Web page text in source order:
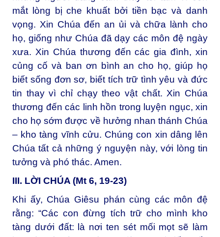
mắt lòng bị che khuất bởi tiền bạc và danh
vọng. Xin Chúa đến an ủi và chữa lành cho
họ, giống như Chúa đã dạy các môn đệ ngày
xưa. Xin Chúa thương đến các gia đình, xin
củng cố và ban ơn bình an cho họ, giúp họ
biết sống đơn sơ, biết tích trữ tình yêu và đức
tin thay vì chỉ chạy theo vật chất. Xin Chúa
thương đến các linh hồn trong luyện ngục, xin
cho họ sớm được về hưởng nhan thánh Chúa
– kho tàng vĩnh cửu. Chúng con xin dâng lên
Chúa tất cả những ý nguyện này, với lòng tin
tưởng và phó thác. Amen.
III. LỜI CHÚA (Mt 6, 19-23)
Khi ấy, Chúa Giêsu phán cùng các môn đệ
rằng: “Các con đừng tích trữ cho mình kho
tàng dưới đất: là nơi ten sét mối mọt sẽ làm